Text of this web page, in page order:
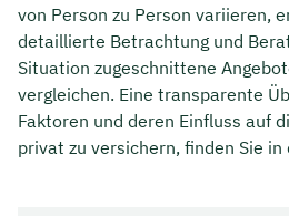
von Person zu Person variieren,
detaillierte Betrachtung und
Situation zugeschnittene
vergleichen. Eine transparente
Faktoren und deren Einfluss auf
privat zu versichern, finden Sie in